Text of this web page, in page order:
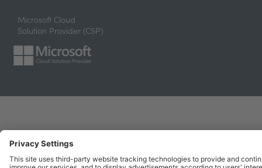
Microsoft Cloud
Solution Provider (CSP)